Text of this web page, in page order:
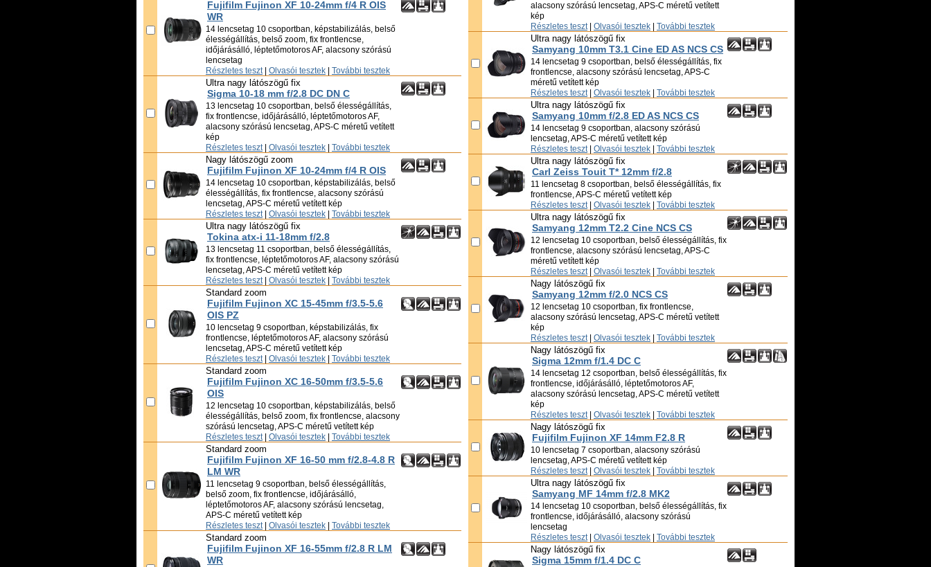
Fujifilm Fujinon XF 10-24mm f/4 R OIS
WR
14 lencsetag 10 csoportban, képstabilizálás, belső
élességállítás, belső zoom, fix frontlencse,
időjárásálló, léptetőmotoros AF, alacsony szórású
lencsetag
Részletes teszt Olvasói tesztek További tesztek
Ultra nagy látószögű fix
Sigma 10-18 mm f/2.8 DC DN C
13 lencsetag 10 csoportban, belső élességállítás,
fix frontlencse, időjárásálló, léptetőmotoros AF,
alacsony szórású lencsetag, APS-C méretű vetített
kép
Részletes teszt Olvasói tesztek További tesztek
Nagy látószögű zoom
Fujifilm Fujinon XF 10-24mm f/4 R OIS
14 lencsetag 10 csoportban, képstabilizálás, belső
élességállítás, fix frontlencse, alacsony szórású
lencsetag, APS-C méretű vetített kép
Részletes teszt Olvasói tesztek További tesztek
Ultra nagy látószögű fix
Tokina atx-i 11-18mm f/2.8
13 lencsetag 11 csoportban, belső élességállítás,
fix frontlencse, léptetőmotoros AF, alacsony szórású
lencsetag, APS-C méretű vetített kép
Részletes teszt Olvasói tesztek További tesztek
Standard zoom
Fujifilm Fujinon XC 15-45mm f/3.5-5.6
OIS PZ
10 lencsetag 9 csoportban, képstabilizálás, fix
frontlencse, léptetőmotoros AF, alacsony szórású
lencsetag, APS-C méretű vetített kép
Részletes teszt Olvasói tesztek További tesztek
Standard zoom
Fujifilm Fujinon XC 16-50mm f/3.5-5.6
OIS
12 lencsetag 10 csoportban, képstabilizálás, belső
élességállítás, belső zoom, fix frontlencse, alacsony
szórású lencsetag, APS-C méretű vetített kép
Részletes teszt Olvasói tesztek További tesztek
Standard zoom
Fujifilm Fujinon XF 16-50 mm f/2.8-4.8 R
LM WR
11 lencsetag 9 csoportban, belső élességállítás,
belső zoom, fix frontlencse, időjárásálló,
léptetőmotoros AF, alacsony szórású lencsetag,
APS-C méretű vetített kép
Részletes teszt Olvasói tesztek További tesztek
Standard zoom
Fujifilm Fujinon XF 16-55mm f/2.8 R LM
WR
alacsony szórású lencsetag, APS-C méretű vetített
kép
Részletes teszt Olvasói tesztek További tesztek
Ultra nagy látószögű fix
Samyang 10mm T3.1 Cine ED AS NCS CS
14 lencsetag 9 csoportban, belső élességállítás, fix
frontlencse, alacsony szórású lencsetag, APS-C
méretű vetített kép
Részletes teszt Olvasói tesztek További tesztek
Ultra nagy látószögű fix
Samyang 10mm f/2.8 ED AS NCS CS
14 lencsetag 9 csoportban, alacsony szórású
lencsetag, APS-C méretű vetített kép
Részletes teszt Olvasói tesztek További tesztek
Ultra nagy látószögű fix
Carl Zeiss Touit T* 12mm f/2.8
11 lencsetag 8 csoportban, belső élességállítás, fix
frontlencse, APS-C méretű vetített kép
Részletes teszt Olvasói tesztek További tesztek
Ultra nagy látószögű fix
Samyang 12mm T2.2 Cine NCS CS
12 lencsetag 10 csoportban, belső élességállítás, fix
frontlencse, alacsony szórású lencsetag, APS-C
méretű vetített kép
Részletes teszt Olvasói tesztek További tesztek
Nagy látószögű fix
Samyang 12mm f/2.0 NCS CS
12 lencsetag 10 csoportban, fix frontlencse,
alacsony szórású lencsetag, APS-C méretű vetített
kép
Részletes teszt Olvasói tesztek További tesztek
Nagy látószögű fix
Sigma 12mm f/1.4 DC C
14 lencsetag 12 csoportban, belső élességállítás, fix
frontlencse, időjárásálló, léptetőmotoros AF,
alacsony szórású lencsetag, APS-C méretű vetített
kép
Részletes teszt Olvasói tesztek További tesztek
Nagy látószögű fix
Fujifilm Fujinon XF 14mm F2.8 R
10 lencsetag 7 csoportban, alacsony szórású
lencsetag, APS-C méretű vetített kép
Részletes teszt Olvasói tesztek További tesztek
Ultra nagy látószögű fix
Samyang MF 14mm f/2.8 MK2
14 lencsetag 10 csoportban, belső élességállítás, fix
frontlencse, időjárásálló, alacsony szórású
lencsetag
Részletes teszt Olvasói tesztek További tesztek
Nagy látószögű fix
Sigma 15mm f/1.4 DC C